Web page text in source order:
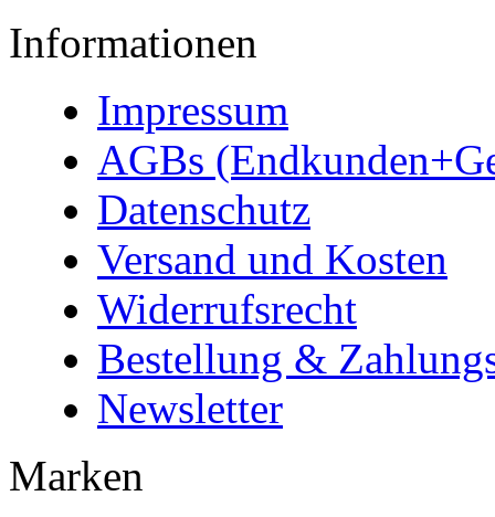
Informationen
Impressum
AGBs
Datenschutz
Versand und Kosten
Widerrufsrecht
Bestellung &
Newsletter
Marken